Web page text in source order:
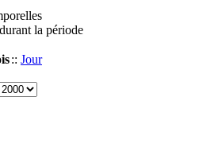
la période
:: Jour